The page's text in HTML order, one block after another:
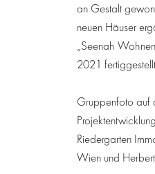
an Gestalt
neuen Häuser
„Seenah
2021
Gruppenfoto auf
Riedergarten
Wien und